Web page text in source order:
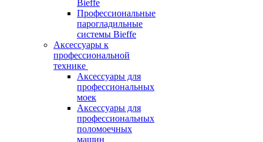
Bieffe
Профессиональные
парогладильные
системы Bieffe
Аксессуары к
профессиональной
технике
Аксессуары для
профессиональных
моек
Аксессуары для
профессиональных
поломоечных
машин